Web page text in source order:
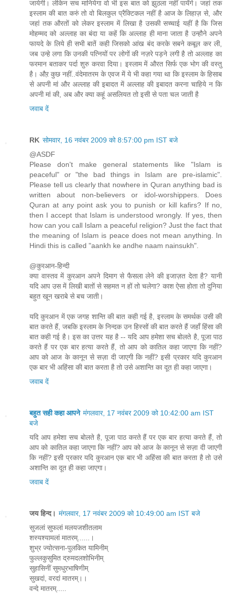
जायेगी। लेकिन सच मानियेगा वो भी इस बात को झुठला नहीं पायेंगे। जहां तक
इस्लाम की बात करुं तो वो बिलकुल प्रैक्टिकल नहीं है आज के लिहाज़ से, और
जहां तक औरतों को लेकर इस्लाम में लिखा है उसकी सच्चाई यहीं है कि जिस
मोहम्मद को अल्लाह का बंदा या कहें कि अल्लाह ही माना जाता है उन्हौने अपने
फायदे के लिये ही सभी बातें कही जिसको आंख बंद करके सबने कबूल कर ली,
जब उन्हे लगा कि उनकी पत्नियों पर लोगों की नज़रे पड़ने लगी है तो अल्लाह का
फरमान बताकर पर्दा शुरु करवा दिया। इस्लाम में औरत सिर्फ एक भोग की वस्तु
है। औऱ कुछ नहीं..वंदेमातरम के एवज में ये भी कहा गया था कि इस्लाम के हिसाब
से अपनी मां और अल्लाह की इबादत में अल्लाह की इबादत करना चाहिये न कि
अपनी मां की, अब और क्या कहूं असलियत तो इसी से पता चल जाती है
जवाब दें
RK सोमवार, 16 नवंबर 2009 को 8:57:00 pm IST बजे
@ASDF
Please don't make general statements like "Islam is
peaceful" or "the bad things in Islam are pre-islamic".
Please tell us clearly that nowhere in Quran anything bad is
written about non-believers or idol-worshippers. Does
Quran at any point ask you to punish or kill kafirs? If no,
then I accept that Islam is understood wrongly. If yes, then
how can you call Islam a peaceful religion? Just the fact that
the meaning of Islam is peace does not mean anything. In
Hindi this is called "aankh ke andhe naam nainsukh".
@कुरआन-हिन्दी
क्या वास्तव में कुरआन अपने दिमाग से फैसला लेने की इजाज़त देता है? यानी
यदि आप उस में लिखी बातों से सहमत न हों तो चलेगा? काश ऐसा होता तो दुनिया
बहुत खून खराबे से बच जाती।
यदि कुरआन में एक जगह शान्ति की बात कही गई है, इस्लाम के समर्थक उसी की
बात करते हैं, जबकि इस्लाम के निन्दक उन हिस्सों की बात करते हैं जहाँ हिंसा की
बात कही गई है। इस का उत्तर यह है -- यदि आप हमेशा सच बोलते है, पूजा पाठ
करते हैं पर एक बार हत्या करते हैं, तो आप को कातिल कहा जाएगा कि नहीं?
आप को आज के कानून से सज़ा दी जाएगी कि नहीं? इसी प्रकार यदि कुरआन
एक बार भी अहिंसा की बात करता है तो उसे अशान्ति का दूत ही कहा जाएगा।
जवाब दें
बहुत सही कहा आपने मंगलवार, 17 नवंबर 2009 को 10:42:00 am IST
बजे
यदि आप हमेशा सच बोलते है, पूजा पाठ करते हैं पर एक बार हत्या करते हैं, तो
आप को कातिल कहा जाएगा कि नहीं? आप को आज के कानून से सज़ा दी जाएगी
कि नहीं? इसी प्रकार यदि कुरआन एक बार भी अहिंसा की बात करता है तो उसे
अशान्ति का दूत ही कहा जाएगा।
जवाब दें
जय हिन्द। मंगलवार, 17 नवंबर 2009 को 10:49:00 am IST बजे
सुजलां सुफलां मलयजशीतलाम
शस्यश्यामलां मातरम्......।
शुभ्र ज्योत्सना-पुलकित यामिनीम्
फुल्लकुसुमित द्रुमदलशोभिनीम्
सुहासिनीं सुमधुरभाषिणीम्
सुखदां, वरदां मातरम्।।
वन्दे मातरम्.....